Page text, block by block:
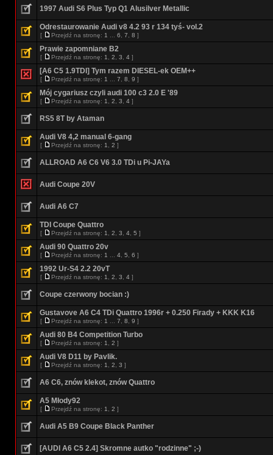
1997 Audi S6 Plus Typ Q1 Alusilver Metallic
Odrestaurowanie Audi v8 4.2 93 r 134 tyś- vol.2
[ Przejdź na stronę: 1 6 7 8 ]
Prawie zapomniane B2
[ Przejdź na stronę: 1 2 3 4 ]
[A6 C5 1.9TDI] Tym razem DIESEL-ek OEM++
[ Przejdź na stronę: 1 7 8 9 ]
Mój cygariusz czyli audi 100 c3 2.0 E '89
[ Przejdź na stronę: 1 2 3 4 ]
RS5 8T by Ataman
Audi V8 4,2 manual 6-gang
[ Przejdź na stronę: 1 2 ]
ALLROAD A6 C6 V6 3.0 TDi u Pi-JAYa
Audi Coupe 20V
Audi A6 C7
TDI Coupe Quattro
[ Przejdź na stronę: 1 2 3 4 5 ]
Audi 90 Quattro 20v
[ Przejdź na stronę: 1 4 5 6 ]
1992 Ur-S4 2.2 20vT
[ Przejdź na stronę: 1 2 3 4 ]
Coupe czerwony bocian :)
Gustavove A6 C4 TDi Quattro 1996r + 0.250 Firady + KKK K16
[ Przejdź na stronę: 1 7 8 9 ]
Audi 80 B4 Competition Turbo
[ Przejdź na stronę: 1 2 ]
Audi V8 D11 by Pavlik.
[ Przejdź na stronę: 1 2 3 ]
A6 C6, znów klekot, znów Quattro
A5 Młody92
[ Przejdź na stronę: 1 2 ]
Audi A5 B9 Coupe Black Panther
[AUDI A6 C5 2.4] Skromne autko "rodzinne" ;-)